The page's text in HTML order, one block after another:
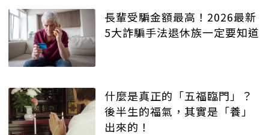
長輩受騙金額最高！2026最新
5大詐騙手法退休族一定要知道
什麼是真正的「五福臨門」？
後半生的福氣，其實是「養」
出來的！